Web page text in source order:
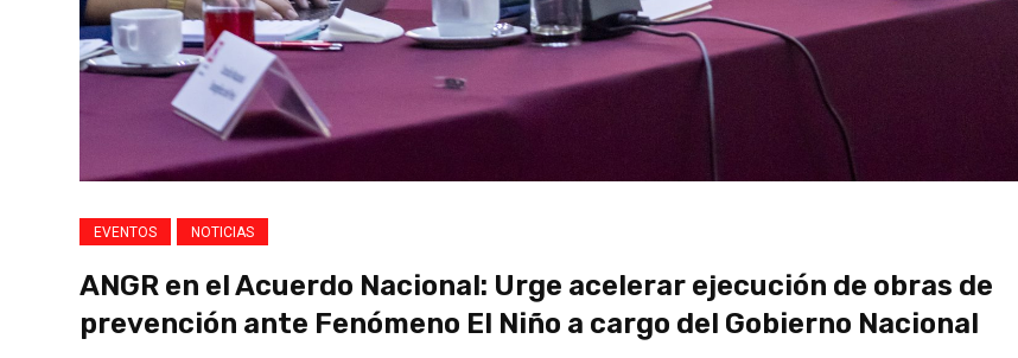
EVENTOS NOTICIAS
ANGR en el Acuerdo Nacional: Urge acelerar ejecución de obras de
prevención ante Fenómeno El Niño a cargo del Gobierno Nacional